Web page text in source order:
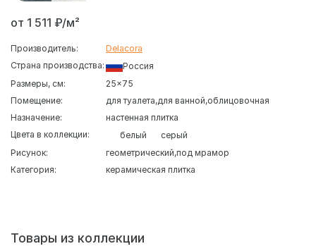
от 1 511 ₽/м²
Производитель:
Delacora
Страна производства:
Россия
Размеры, см:
25x75
Помещение:
для туалета для ванной облицовочная
Назначение:
настенная плитка
Цвета в коллекции:
белый
серый
Рисунок:
геометрический под мрамор
Категория:
керамическая плитка
плитку с минимальным швом, создавая аккуратную и
Товары из коллекции